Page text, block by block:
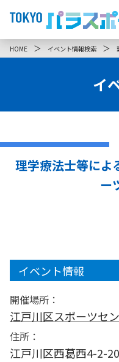
HOME ＞ イベント情報検索 ＞
イ
理学療法士等に
ー
イベント情報
開催場所：
江戸川区スポーツセ
住所：
江戸川区西葛西4-2-20